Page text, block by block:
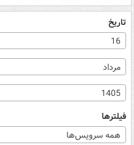
تاریخ
16
مرداد
1405
فیلترها
همه سرویس‌ها